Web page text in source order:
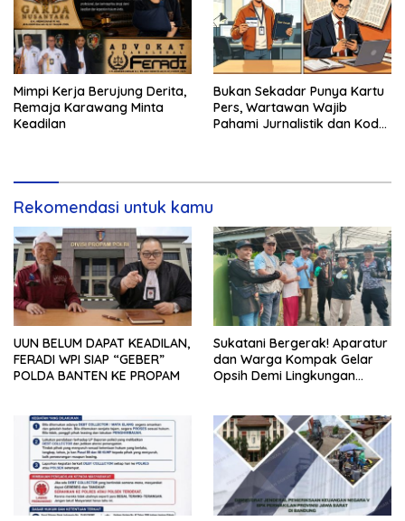
Mimpi Kerja Berujung Derita,
Remaja Karawang Minta
Keadilan
Bukan Sekadar Punya Kartu
Pers, Wartawan Wajib
Pahami Jurnalistik dan Kode
Rekomendasi untuk kamu
UUN BELUM DAPAT KEADILAN,
FERADI WPI SIAP “GEBER”
POLDA BANTEN KE PROPAM
Sukatani Bergerak! Aparatur
dan Warga Kompak Gelar
Opsih Demi Lingkungan